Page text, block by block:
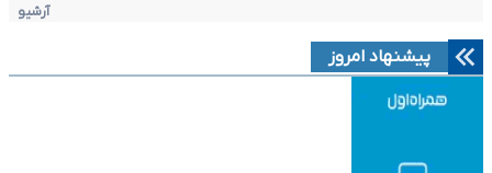
آرشیو
پیشنهاد امروز